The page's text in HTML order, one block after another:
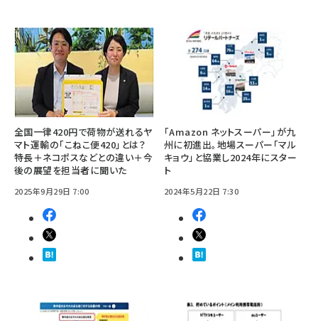
全国一律420円で荷物が送れるヤ
マト運輸の「こねこ便420」とは？
特長＋ネコポスなどとの違い＋今
後の展望を担当者に聞いた
2025年9月29日 7:00
「Amazon ネットスーパー」が九
州に初進出。地場スーパー「マル
キョウ」と協業し2024年にスター
ト
2024年5月22日 7:30